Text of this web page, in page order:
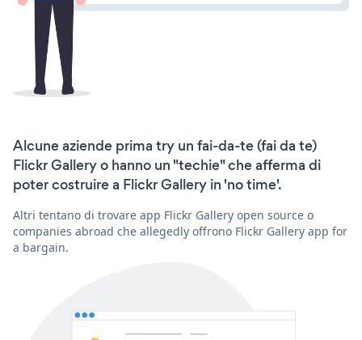
Alcune aziende prima try un fai-da-te (fai da te)
Flickr Gallery o hanno un "techie" che afferma di
poter costruire a Flickr Gallery in 'no time'.
Altri tentano di trovare app Flickr Gallery open source o
companies abroad che allegedly offrono Flickr Gallery app for
a bargain.